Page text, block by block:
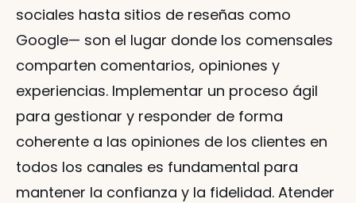
sociales hasta sitios de reseñas como
Google— son el lugar donde los comensales
comparten comentarios, opiniones y
experiencias. Implementar un proceso ágil
para gestionar y responder de forma
coherente a las opiniones de los clientes en
todos los canales es fundamental para
mantener la confianza y la fidelidad. Atender